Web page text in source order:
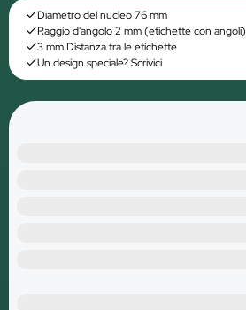
Diametro del nucleo 76 mm
Raggio d'angolo 2 mm (etichette con angoli)
3 mm Distanza tra le etichette
Un design speciale? Scrivici